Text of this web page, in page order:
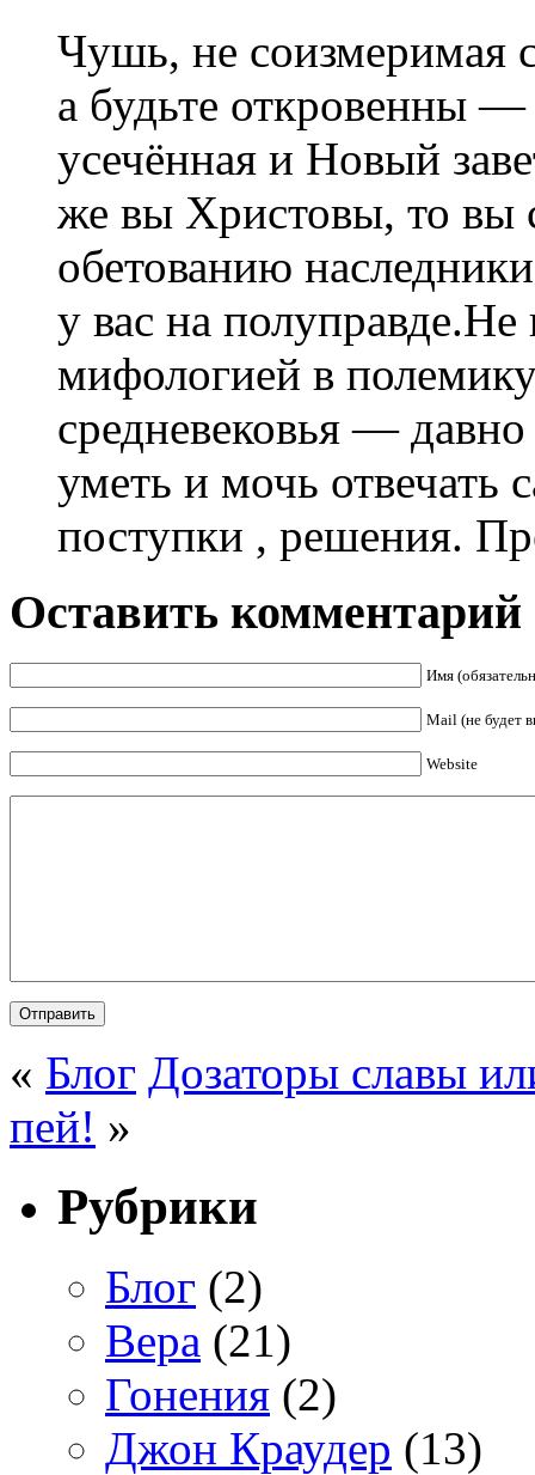
Чушь, не соизмеримая
а будьте откровенны —
усечённая и Новый
же вы Христовы, то вы
обетованию
у вас на
мифологией в
средневековья —
уметь и мочь отвечать
поступки , решения.
Оставить комментарий
Имя
Mail (не будет
Website
« Блог Дозаторы славы
пей! »
Рубрики
Блог (2)
Вера (21)
Гонения (2)
Джон Краудер (13)